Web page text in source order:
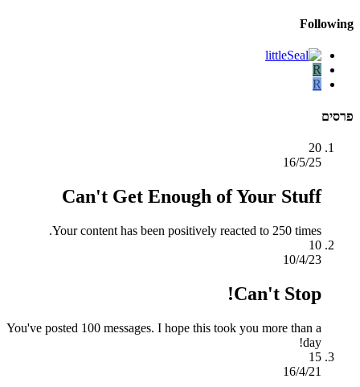
Following
R
R
פרסים
20
16/5/25
Can't Get Enough of Your Stuff
Your content has been positively reacted to 250 times.
10
10/4/23
Can't Stop!
You've posted 100 messages. I hope this took you more than a
day!
15
16/4/21